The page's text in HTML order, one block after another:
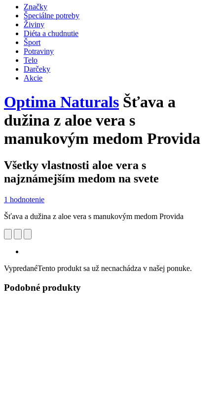
Značky
Špeciálne potreby
Živiny
Diéta a chudnutie
Šport
Potraviny
Telo
Darčeky
Akcie
Optima Naturals Šťava a
dužina z aloe vera s
manukovým medom Provida
Všetky vlastnosti aloe vera s
najznámejším medom na svete
1 hodnotenie
Šťava a dužina z aloe vera s manukovým medom Provida
VypredanéTento produkt sa už necnachádza v našej ponuke.
Podobné produkty